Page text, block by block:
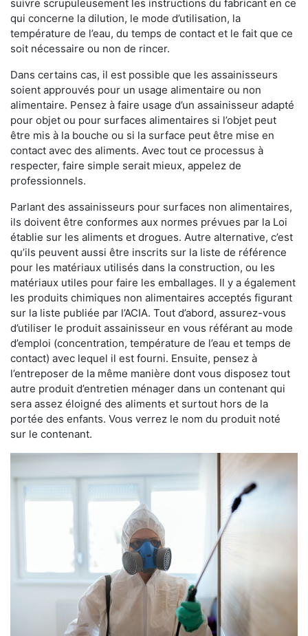
suivre scrupuleusement les instructions du fabricant en ce
qui concerne la dilution, le mode d’utilisation, la
température de l’eau, du temps de contact et le fait que ce
soit nécessaire ou non de rincer.
Dans certains cas, il est possible que les assainisseurs
soient approuvés pour un usage alimentaire ou non
alimentaire. Pensez à faire usage d’un assainisseur adapté
pour objet ou pour surfaces alimentaires si l’objet peut
être mis à la bouche ou si la surface peut être mise en
contact avec des aliments. Avec tout ce processus à
respecter, faire simple serait mieux, appelez de
professionnels.
Parlant des assainisseurs pour surfaces non alimentaires,
ils doivent être conformes aux normes prévues par la Loi
établie sur les aliments et drogues. Autre alternative, c’est
qu’ils peuvent aussi être inscrits sur la liste de référence
pour les matériaux utilisés dans la construction, ou les
matériaux utiles pour faire les emballages. Il y a également
les produits chimiques non alimentaires acceptés figurant
sur la liste publiée par l’ACIA. Tout d’abord, assurez-vous
d’utiliser le produit assainisseur en vous référant au mode
d’emploi (concentration, température de l’eau et temps de
contact) avec lequel il est fourni. Ensuite, pensez à
l’entreposer de la même manière dont vous disposez tout
autre produit d’entretien ménager dans un contenant qui
sera assez éloigné des aliments et surtout hors de la
portée des enfants. Vous verrez le nom du produit noté
sur le contenant.